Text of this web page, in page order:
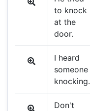
to knock
at the
door.
I heard
someone
knocking.
Don't